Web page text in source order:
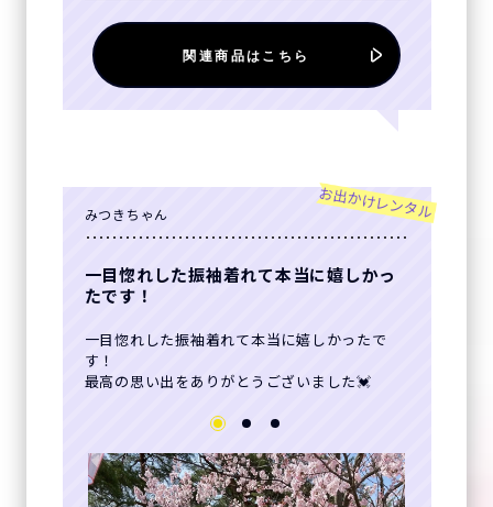
関連商品はこちら
お出かけレンタル
みつきちゃん
一目惚れした振袖着れて本当に嬉しかっ
たです！
一目惚れした振袖着れて本当に嬉しかったで
す！
最高の思い出をありがとうございました💓